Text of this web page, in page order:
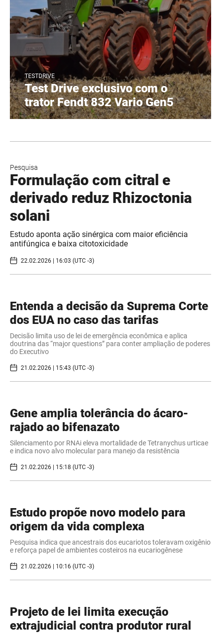
TESTDRIVE
Test Drive exclusivo com o
trator Fendt 832 Vario Gen5
Pesquisa
Formulação com citral e
derivado reduz Rhizoctonia
solani
Estudo aponta ação sinérgica com maior eficiência
antifúngica e baixa citotoxicidade
22.02.2026 | 16:03 (UTC -3)
Entenda a decisão da Suprema Corte
dos EUA no caso das tarifas
Decisão limita uso de lei de emergência econômica e aplica
doutrina das “major questions” para conter ampliação de poderes
do Executivo
21.02.2026 | 15:43 (UTC -3)
Gene amplia tolerância do ácaro-
rajado ao bifenazato
Silenciamento por RNAi eleva mortalidade de Tetranychus urticae
e indica novo alvo molecular para manejo da resistência
21.02.2026 | 15:18 (UTC -3)
Estudo propõe novo modelo para
origem da vida complexa
Pesquisa indica que ancestrais dos eucariotos toleravam oxigênio
e reforça papel de ambientes costeiros na eucariogênese
21.02.2026 | 10:16 (UTC -3)
Projeto de lei limita execução
extrajudicial contra produtor rural